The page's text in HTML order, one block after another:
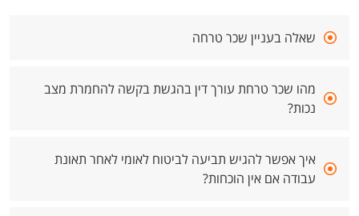
שאלה בעניין שכר טרחה
מהו שכר טרחת עורך דין בהגשת בקשה להחמרת מצב
נכות?
איך אפשר להגיש תביעה לביטוח לאומי לאחר תאונת
עבודה אם אין הוכחות?